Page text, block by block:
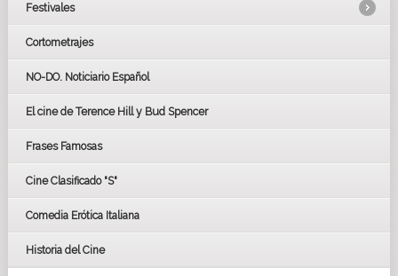
Festivales
LOS OSCARS
BAFTA
FESTIVAL DE HUELVA 2019
FESTIVAL DE CINE DE SEVILLA 2019
Cortometrajes
NO-DO. Noticiario Español
El cine de Terence Hill y Bud Spencer
Frases Famosas
Cine Clasificado "S"
Comedia Erótica Italiana
Historia del Cine